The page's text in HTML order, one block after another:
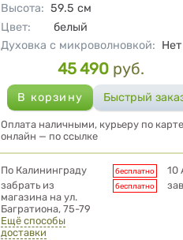
Высота: 59.5 см
Цвет:
белый
Духовка с микроволновкой: Нет
Цена
45 490 руб.
Оплата наличными, курьеру по
онлайн — по ссылке
Условия доставки
По Калининграду бесплатно
10
забрать из
магазина на ул.
Багратиона, 75-79
бесплатно
Ещё способы
доставки